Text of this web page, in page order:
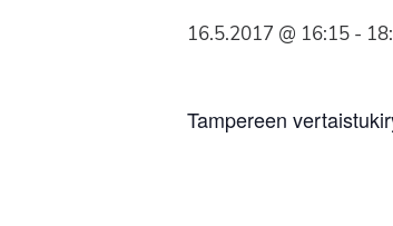
16.5.2017 @ 16:15 -
Tampereen